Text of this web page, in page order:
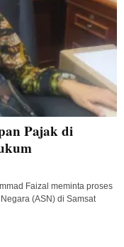
Pajak di
Faizal meminta proses
(ASN) di Samsat